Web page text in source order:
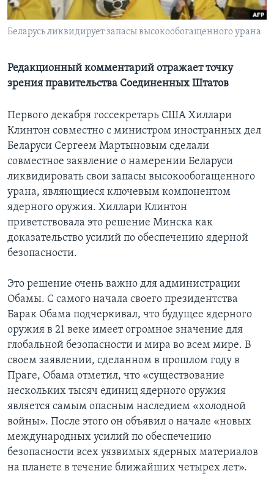
Learning English
Языки
Беларусь ликвидирует запасы высокообогащенного урана
Редакционный комментарий отражает точку
зрения правительства Соединенных Штатов
Первого декабря госсекретарь США Хиллари
Клинтон совместно с министром иностранных дел
Беларуси Сергеем Мартыновым сделали
совместное заявление о намерении Беларуси
ликвидировать свои запасы высокообогащенного
урана, являющиеся ключевым компонентом
ядерного оружия. Хиллари Клинтон
приветствовала это решение Минска как
доказательство усилий по обеспечению ядерной
безопасности.
Это решение очень важно для администрации
Обамы. С самого начала своего президентства
Барак Обама подчеркивал, что будущее ядерного
оружия в 21 веке имеет огромное значение для
глобальной безопасности и мира во всем мире. В
своем заявлении, сделанном в прошлом году в
Праге, Обама отметил, что «существование
нескольких тысяч единиц ядерного оружия
является самым опасным наследием «холодной
войны». После этого он объявил о начале «новых
международных усилий по обеспечению
безопасности всех уязвимых ядерных материалов
на планете в течение ближайших четырех лет».